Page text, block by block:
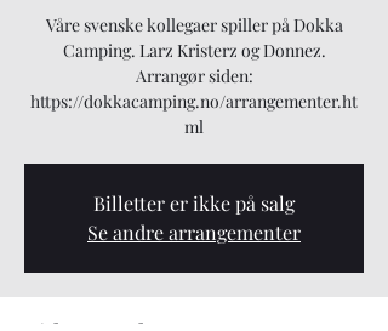
Våre svenske kollegaer spiller på Dokka
Camping. Larz Kristerz og Donnez.
Arrangør siden:
https://dokkacamping.no/arrangementer.ht
ml
Billetter er ikke på salg
Se andre arrangementer